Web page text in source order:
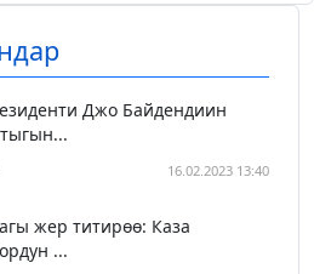
Джо Байдендиин
16.02.2023 13:40
жер титирөө: Каза
...